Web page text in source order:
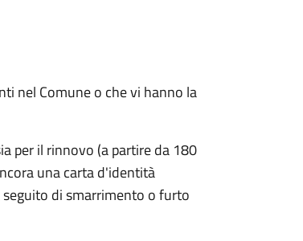
nel Comune o che vi hanno la
per il rinnovo (a partire da 180
una carta d'identità
seguito di smarrimento o furto